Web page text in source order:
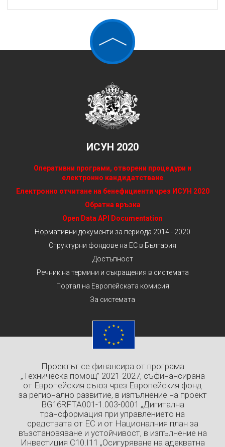
ИСУН 2020
Оперативни програми, отворени процедури и
електронно кандидатстване
Електронно отчитане на бенефициенти чрез ИСУН 2020
Обратна връзка
Open Data API Documentation
Нормативни документи за периода 2014 - 2020
Структурни фондове на ЕС в България
Достъпност
Речник на термини и съкращения в системата
Портал на Европейската комисия
За системата
Проектът се финансира от програма
„Техническа помощ” 2021-2027, съфинансирана
от Европейския съюз чрез Европейския фонд
за регионално развитие, в изпълнение на проект
BG16RFTA001-1.003-0001 „Дигитална
трансформация при управлението на
средствата от ЕС и от Националния план за
възстановяване и устойчивост, в изпълнение на
Инвестиция C10.I11 „Осигуряване на адекватна